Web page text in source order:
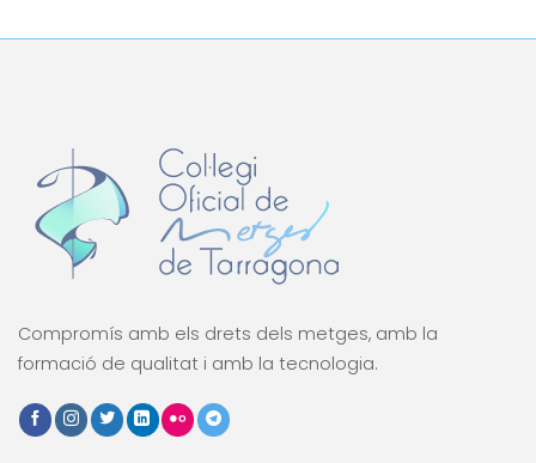
Compromís amb els drets dels metges, amb la
formació de qualitat i amb la tecnologia.